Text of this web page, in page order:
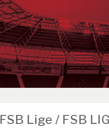
FSB Lige / FSB